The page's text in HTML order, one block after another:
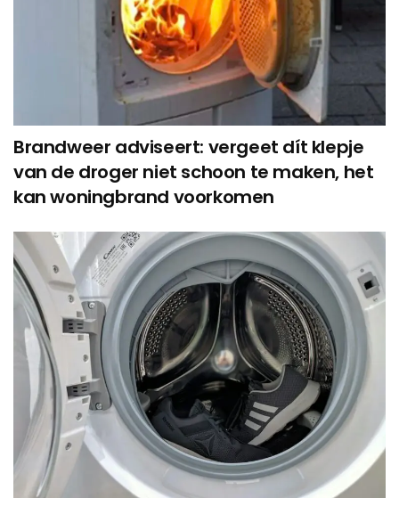
Brandweer adviseert: vergeet dít klepje
van de droger niet schoon te maken, het
kan woningbrand voorkomen